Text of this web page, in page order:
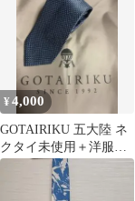
¥4,000
GOTAIRIKU 五大陸 ネ
クタイ未使用＋洋服カ
バー ツーリストセット